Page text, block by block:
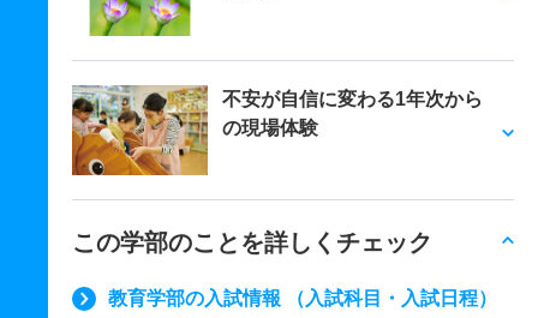
不安が自信に変わる1年次から
の現場体験
この学部のことを詳しくチェック
教育学部の入試情報 （入試科目・入試日程）